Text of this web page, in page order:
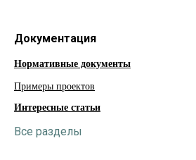
Документация
Нормативные документы
Примеры проектов
Интересные статьи
Все разделы